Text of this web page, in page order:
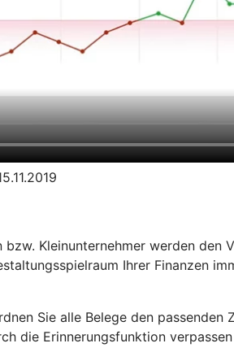
Kleinunternehmer werden
Ihrer Finanzen
Sie alle Belege den
die Erinnerungsfunktion